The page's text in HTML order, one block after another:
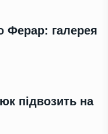
галерея
підвозить на